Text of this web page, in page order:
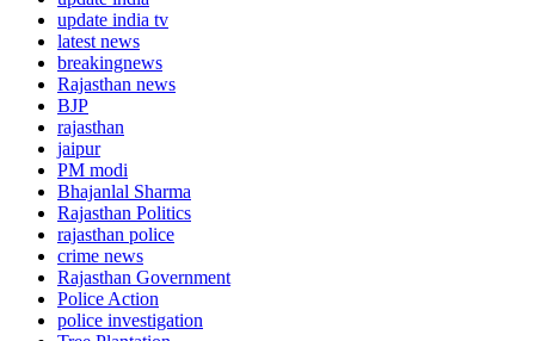
update india tv
latest news
breakingnews
Rajasthan news
BJP
rajasthan
jaipur
PM modi
Bhajanlal Sharma
Rajasthan Politics
rajasthan police
crime news
Rajasthan Government
Police Action
police investigation